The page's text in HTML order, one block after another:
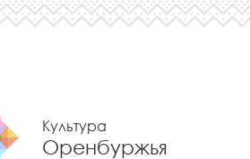
Культура
Оренбуржья